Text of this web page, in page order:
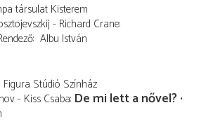
társulat Kisterem
- Richard Crane
Albu István
Figura Stúdió Színház
- Kiss Csaba De mi lett a nővel?